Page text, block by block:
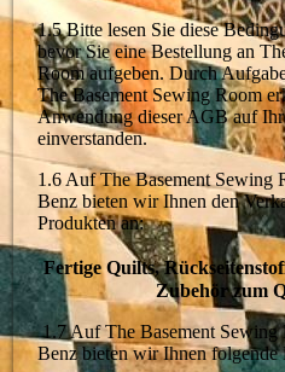
1.5 Bitte lesen Sie diese
bevor Sie eine Bestellung an
Room aufgeben. Durch
The Basement Sewing Room
Anwendung dieser AGB auf
einverstanden.
1.6 Auf The Basement Sewing
Benz bieten wir Ihnen den
Produkten an:
Fertige Quilts,
Zubehör zum
1.7 Auf The Basement Sewing
Benz bieten wir Ihnen folgende